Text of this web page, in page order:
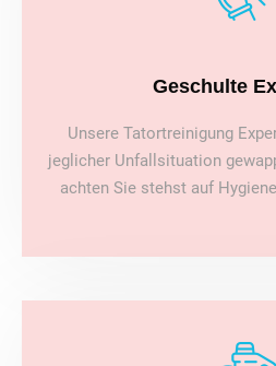
Geschulte
Unsere Tatortreinigung
jeglicher Unfallsituation
achten Sie stehst auf